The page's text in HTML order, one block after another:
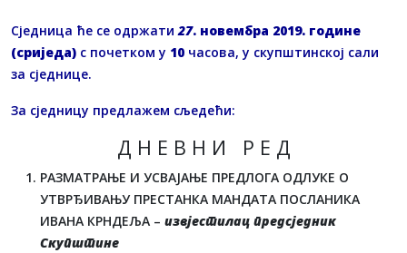
Сједница ће се одржати27. новембра 2019. године
(сриједа) с почетком у 10 часова, у скупштинској сали
за сједнице.
За сједницу предлажем сљедећи:
Д Н Е В Н И Р Е Д
РАЗМАТРАЊЕ И УСВАЈАЊЕ ПРЕДЛОГА ОДЛУКЕ О
УТВРЂИВАЊУ ПРЕСТАНКА МАНДАТА ПОСЛАНИКА
ИВАНА КРНДЕЉА – извјестилац предсједник
Скупштине